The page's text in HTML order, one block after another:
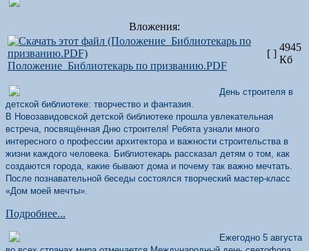
Вложения:
Положение_Библиотекарь по призванию.PDF
[ ]
4945
Кб
День строителя в
детской библиотеке: творчество и фантазия.
В Новозавидовской детской библиотеке прошла увлекательная
встреча, посвящённая Дню строителя! Ребята узнали много
интересного о профессии архитектора и важности строительства в
жизни каждого человека. Библиотекарь рассказал детям о том, как
создаются города, какие бывают дома и почему так важно мечтать.
После познавательной беседы состоялся творческий мастер-класс
«Дом моей мечты».
Подробнее...
Ежегодно 5 августа